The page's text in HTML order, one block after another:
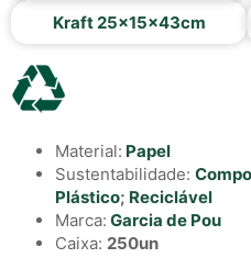
Kraft 25x15x43cm
Material: Papel
Sustentabilidade:
Plástico; Reciclável
Marca: Garcia de Pou
Caixa: 250un